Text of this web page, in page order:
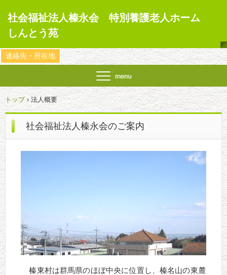
社会福祉法人榛永会 特別養護老人ホーム
しんとう苑
連絡先・所在地
トップ › 法人概要
社会福祉法人榛永会のご案内
榛東村は群馬県のほぼ中央に位置し、榛名山の東麓